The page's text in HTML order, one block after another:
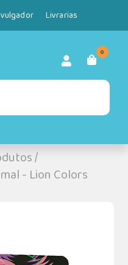
Livrarias
0
/
- Lion Colors